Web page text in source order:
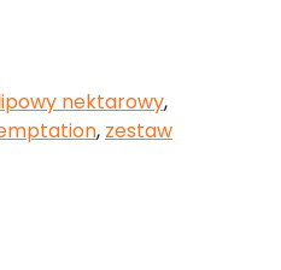
nektarowy,
, zestaw